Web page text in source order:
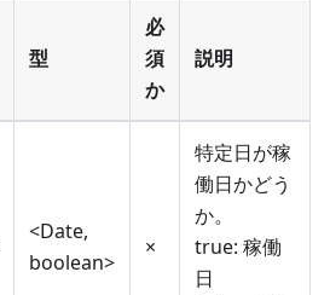
型
必
須
か
説明
<Date,
boolean>
×
特定日が稼
働日かどう
か。
true: 稼働
日